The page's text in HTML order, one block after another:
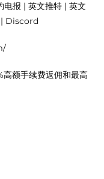
电报 | 英文推特 | 英文
Discord
额手续费返佣和最高